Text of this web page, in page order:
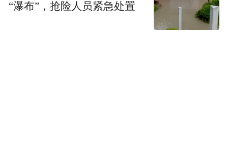
“瀑布”，抢险人员紧急处置